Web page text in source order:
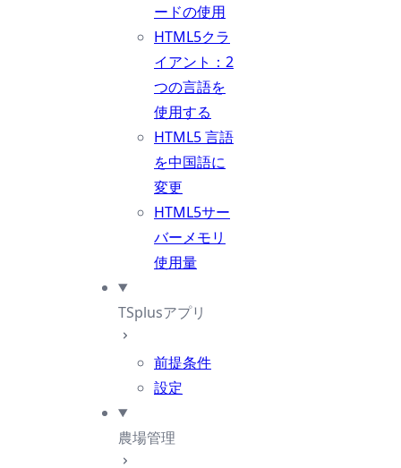
ードの使用
HTML5クラ
イアント：2
つの言語を
使用する
HTML5 言語
を中国語に
変更
HTML5サー
バーメモリ
使用量
TSplusアプリ
前提条件
設定
農場管理